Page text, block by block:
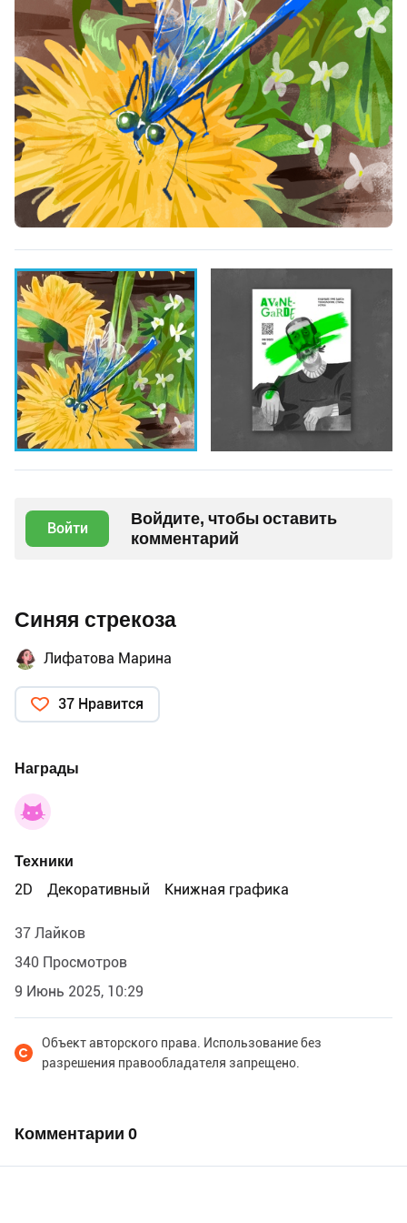
Войти
Войдите, чтобы оставить
комментарий
Синяя стрекоза
Лифатова Марина
37 Нравится
Награды
Техники
2D
Декоративный Книжная графика
37 Лайков
340 Просмотров
9 Июнь 2025, 10:29
Объект авторского права. Использование без
разрешения правообладателя запрещено.
Комментарии 0